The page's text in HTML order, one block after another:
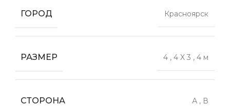
ГОРОД
Красноярск
РАЗМЕР 4 , 4 X 3 , 4 м
СТОРОНА А , В